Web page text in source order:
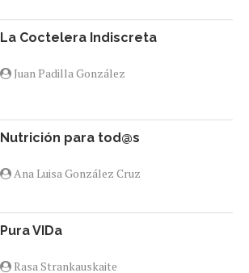
La Coctelera Indiscreta
Juan Padilla González
Nutrición para tod@s
Ana Luisa González Cruz
Pura VIDa
Rasa Strankauskaite